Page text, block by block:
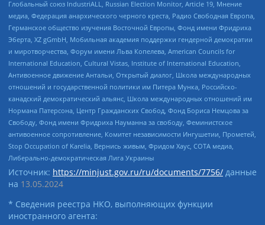
Глобальный союз IndustriALL, Russian Election Monitor, Article 19, Мнение
медиа, Федерация анархического черного креста, Радио Свободная Европа,
Германское общество изучения Восточной Европы, Фонд имени Фридриха
Эберта, XZ gGmbH, Мобильная академия поддержки гендерной демократии
и миротворчества, Форум имени Льва Копелева, American Councils for
International Education, Cultural Vistas, Institute of International Education,
Антивоенное движение Антальи, Открытый диалог, Школа международных
отношений и государственной политики им Питера Мунка, Российско-
канадский демократический альянс, Школа международных отношений им
Нормана Патерсона, Центр Гражданских Свобод, Фонд Бориса Немцова за
Свободу, Фонд имени Фридриха Науманна за свободу, Феминистское
антивоенное сопротивление, Комитет независимости Ингушетии, Прометей,
Stop Occupation of Karelia, Вернись живым, Фридом Хаус, СОТА медиа,
Либерально-демократическая Лига Украины
Источник: https://minjust.gov.ru/ru/documents/7756/ данные
на 13.05.2024
* Сведения реестра НКО, выполняющих функции
иностранного агента: